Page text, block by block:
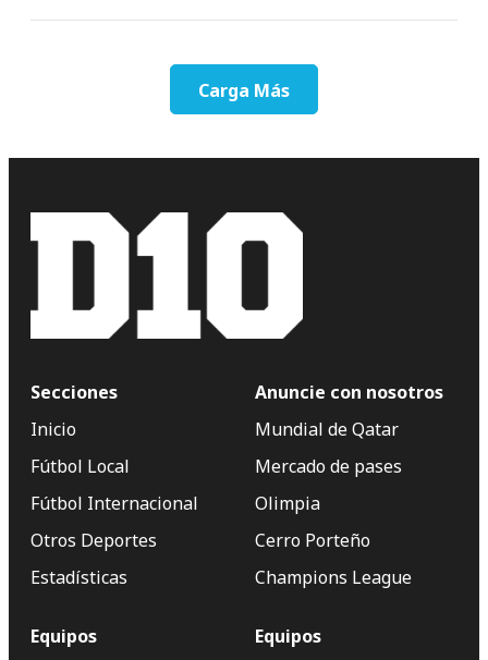
Carga Más
Secciones
Inicio
Fútbol Local
Fútbol Internacional
Otros Deportes
Estadísticas
Anuncie con nosotros
Mundial de Qatar
Mercado de pases
Olimpia
Cerro Porteño
Champions League
Equipos Equipos